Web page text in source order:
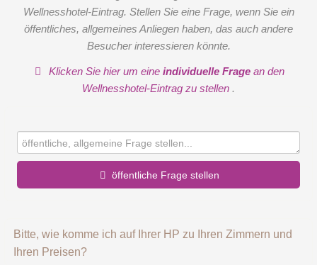
Link
Wellnesshotel-Eintrag. Stellen Sie eine Frage, wenn Sie ein
öffentliches, allgemeines Anliegen haben, das auch andere
Besucher interessieren könnte.
Klicken Sie hier um eineindividuelle Frage an den
Wellnesshotel-Eintrag zu stellen .
öffentliche Frage stellen
Bitte, wie komme ich auf Ihrer HP zu Ihren Zimmern und
Ihren Preisen?